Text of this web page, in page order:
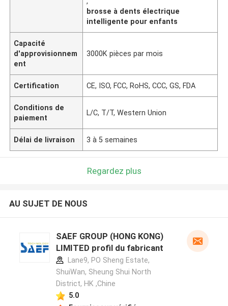
brosse à dents électrique
intelligente pour enfants
Capacité
d'approvisionnem
ent
3000K pièces par mois
Certification CE, ISO, FCC, RoHS, CCC, GS, FDA
Conditions de
paiement
L/C, T/T, Western Union
Délai de livraison 3 à 5 semaines
Regardez plus
AU SUJET DE NOUS
SAEF GROUP (HONG KONG)
LIMITED profil du fabricant
Lane9, PO Sheng Estate,
ShuiWan, Sheung Shui North
District, HK ,Chine
5.0